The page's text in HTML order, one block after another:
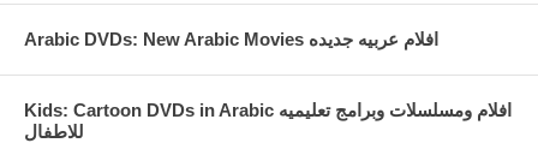
Arabic DVDs: New Arabic Movies افلام عربيه جديده
Kids: Cartoon DVDs in Arabic افلام ومسلسلات وبرامج تعليميه
للاطفال